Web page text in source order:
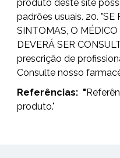
produto deste site
padrões usuais. 20. "SE
SINTOMAS, O
DEVERÁ SER
prescrição de
Consulte nosso
Referências: "
produto."